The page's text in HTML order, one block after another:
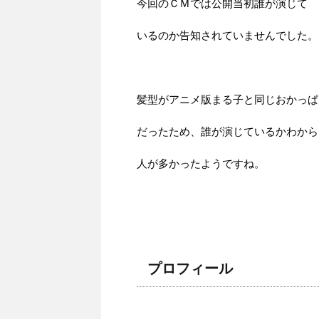
今回のＣＭでは公開当初誰が演じて
いるのか告知されていませんでした。
髪型がアニメ版まる子と同じおかっぱ
だったため、誰が演じているかわか
人が多かったようですね。
プロフィール